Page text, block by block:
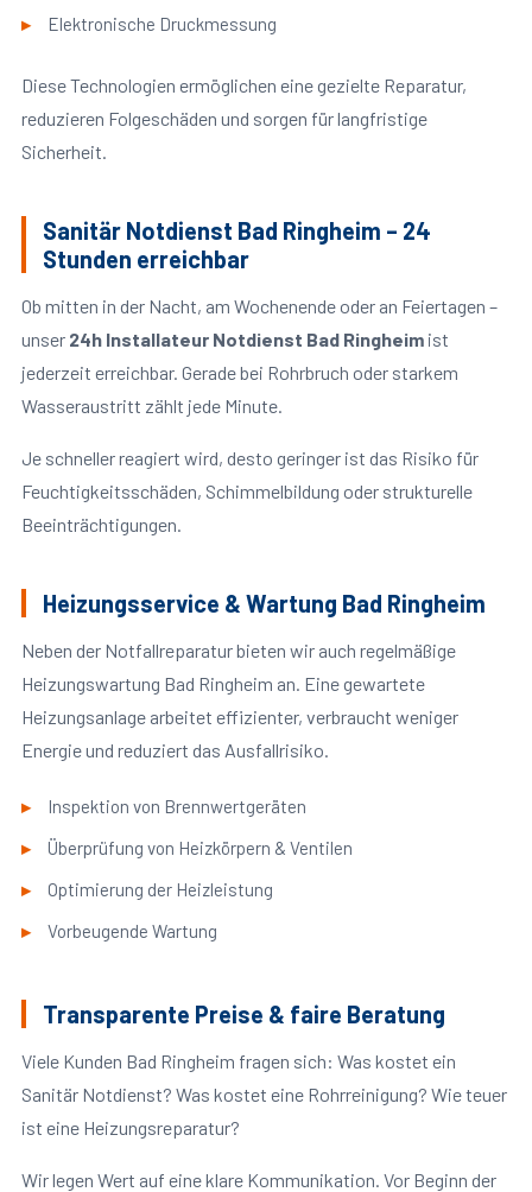
Elektronische Druckmessung
Diese Technologien ermöglichen eine gezielte Reparatur,
reduzieren Folgeschäden und sorgen für langfristige
Sicherheit.
Sanitär Notdienst Bad Ringheim – 24
Stunden erreichbar
Ob mitten in der Nacht, am Wochenende oder an Feiertagen –
unser 24h Installateur Notdienst Bad Ringheimist
jederzeit erreichbar. Gerade bei Rohrbruch oder starkem
Wasseraustritt zählt jede Minute.
Je schneller reagiert wird, desto geringer ist das Risiko für
Feuchtigkeitsschäden, Schimmelbildung oder strukturelle
Beeinträchtigungen.
Heizungsservice & Wartung Bad Ringheim
Neben der Notfallreparatur bieten wir auch regelmäßige
Heizungswartung Bad Ringheim an. Eine gewartete
Heizungsanlage arbeitet effizienter, verbraucht weniger
Energie und reduziert das Ausfallrisiko.
Inspektion von Brennwertgeräten
Überprüfung von Heizkörpern & Ventilen
Optimierung der Heizleistung
Vorbeugende Wartung
Transparente Preise & faire Beratung
Viele Kunden Bad Ringheim fragen sich: Was kostet ein
Sanitär Notdienst? Was kostet eine Rohrreinigung? Wie teuer
ist eine Heizungsreparatur?
Wir legen Wert auf eine klare Kommunikation. Vor Beginn der